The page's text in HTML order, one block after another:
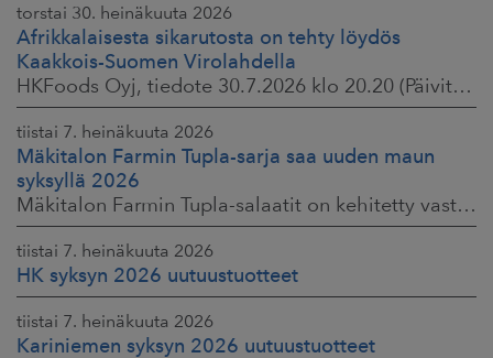
torstai 30. heinäkuuta 2026
Afrikkalaisesta sikarutosta on tehty löydös
Kaakkois-Suomen Virolahdella
HKFoods Oyj, tiedote 30.7.2026 klo 20.20 (Päivitetty 3.8.2026 )
tiistai 7. heinäkuuta 2026
Mäkitalon Farmin Tupla-sarja saa uuden maun
syksyllä 2026
Mäkitalon Farmin Tupla-salaatit on kehitetty vastaamaan kuluttajien toiveisiin ruokaisista, proteiinipitoisista ja helposti mukaan otettavista aterioista.
tiistai 7. heinäkuuta 2026
HK syksyn 2026 uutuustuotteet
tiistai 7. heinäkuuta 2026
Kariniemen syksyn 2026 uutuustuotteet